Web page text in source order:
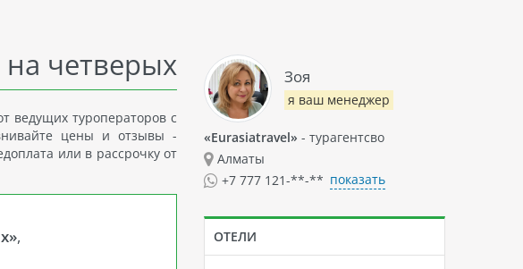
на четверых
ведущих туроператоров с
цены и отзывы -
или в рассрочку от
,
Зоя
я ваш менеджер
«Eurasiatravel» - турагентсво
Алматы
+7 777 121-**-** показать
ОТЕЛИ